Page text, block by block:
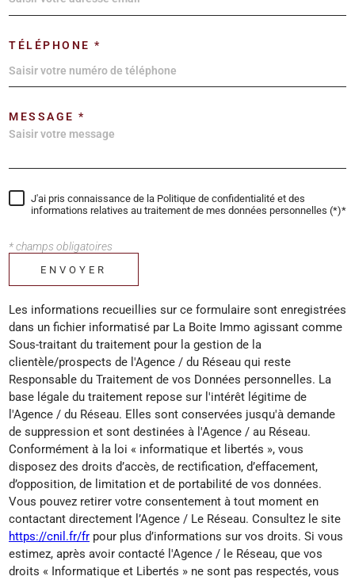
TÉLÉPHONE *
MESSAGE *
J'ai pris connaissance de la Politique de confidentialité et des
informations relatives au traitement de mes données personnelles (*)*
* champs obligatoires
ENVOYER
Les informations recueillies sur ce formulaire sont enregistrées
dans un fichier informatisé par La Boite Immo agissant comme
Sous-traitant du traitement pour la gestion de la
clientèle/prospects de l'Agence / du Réseau qui reste
Responsable du Traitement de vos Données personnelles. La
base légale du traitement repose sur l'intérêt légitime de
l'Agence / du Réseau. Elles sont conservées jusqu'à demande
de suppression et sont destinées à l'Agence / au Réseau.
Conformément à la loi « informatique et libertés », vous
disposez des droits d’accès, de rectification, d’effacement,
d’opposition, de limitation et de portabilité de vos données.
Vous pouvez retirer votre consentement à tout moment en
contactant directement l’Agence / Le Réseau. Consultez le site
https://cnil.fr/fr pour plus d’informations sur vos droits. Si vous
estimez, après avoir contacté l'Agence / le Réseau, que vos
droits « Informatique et Libertés » ne sont pas respectés, vous